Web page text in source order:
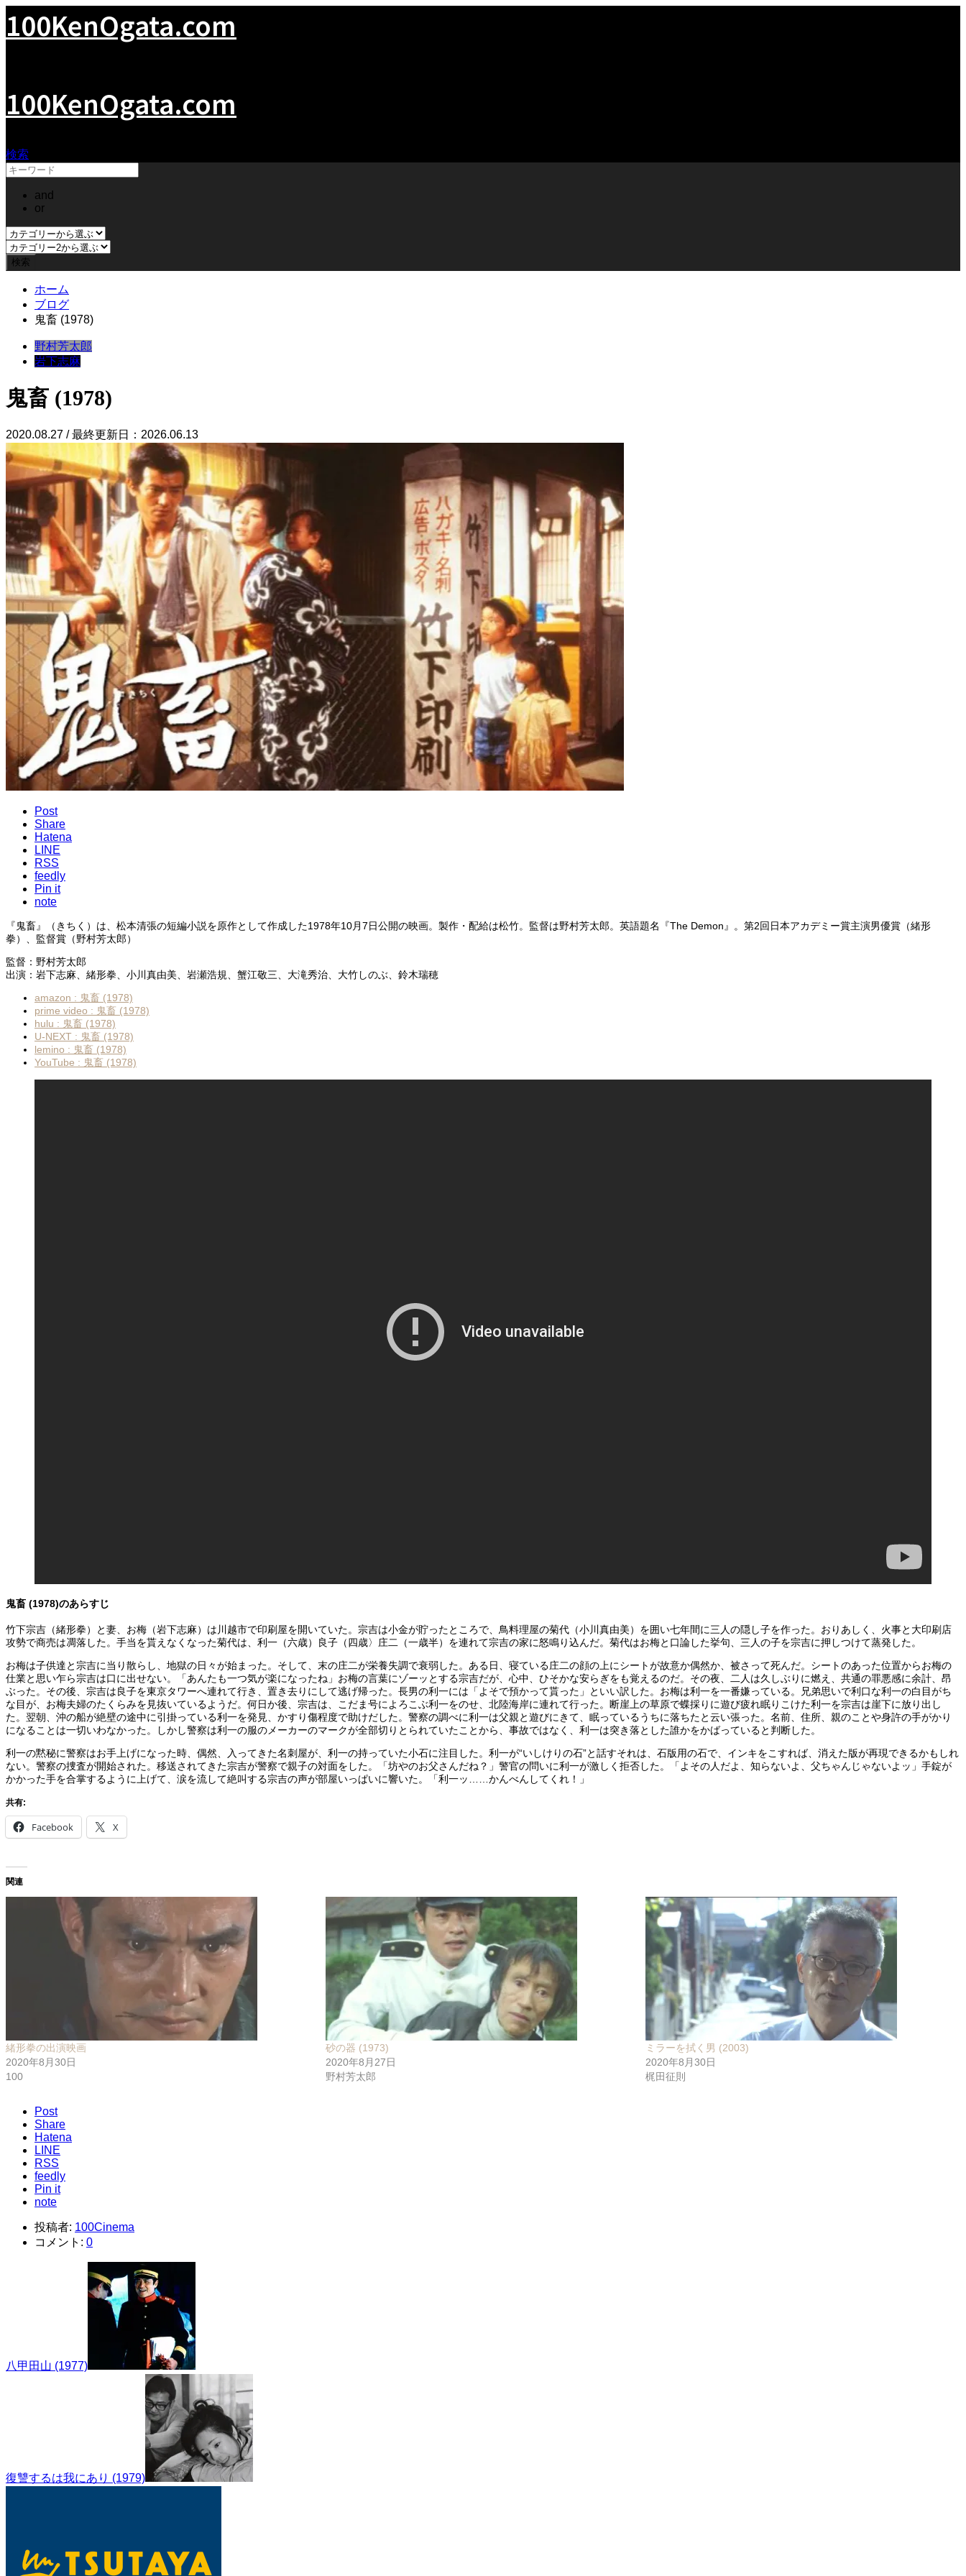
100KenOgata.com
100KenOgata.com
検索
and
or
ホーム
ブログ
鬼畜 (1978)
野村芳太郎
岩下志麻
鬼畜 (1978)
2020.08.27 / 最終更新日：2026.06.13
Post
Share
Hatena
LINE
RSS
feedly
Pin it
note
『鬼畜』（きちく）は、松本清張の短編小説を原作として作成した1978年10月7日公開の映画。製作・配給は松竹。監督は野村芳太郎。英語題名『The Demon』。第2回日本アカデミー賞主演男優賞（緒形
拳）、監督賞（野村芳太郎）
監督：野村芳太郎
出演：岩下志麻、緒形拳、小川真由美、岩瀬浩規、蟹江敬三、大滝秀治、大竹しのぶ、鈴木瑞穂
amazon : 鬼畜 (1978)
prime video : 鬼畜 (1978)
hulu : 鬼畜 (1978)
U-NEXT : 鬼畜 (1978)
lemino : 鬼畜 (1978)
YouTube : 鬼畜 (1978)
鬼畜 (1978)のあらすじ
竹下宗吉（緒形拳）と妻、お梅（岩下志麻）は川越市で印刷屋を開いていた。宗吉は小金が貯ったところで、鳥料理屋の菊代（小川真由美）を囲い七年間に三人の隠し子を作った。おりあしく、火事と大印刷店
攻勢で商売は凋落した。手当を貰えなくなった菊代は、利一（六歳）良子（四歳〉庄二（一歳半）を連れて宗吉の家に怒鳴り込んだ。菊代はお梅と口論した挙句、三人の子を宗吉に押しつけて蒸発した。
お梅は子供達と宗吉に当り散らし、地獄の日々が始まった。そして、末の庄二が栄養失調で衰弱した。ある日、寝ている庄二の顔の上にシートが故意か偶然か、被さって死んだ。シートのあった位置からお梅の
仕業と思い乍ら宗吉は口に出せない。「あんたも一つ気が楽になったね」お梅の言葉にゾーッとする宗吉だが、心中、ひそかな安らぎをも覚えるのだ。その夜、二人は久しぶりに燃え、共通の罪悪感に余計、昂
ぶった。その後、宗吉は良子を東京タワーへ連れて行き、置き去りにして逃げ帰った。長男の利一には「よそで預かって貰った」といい訳した。お梅は利一を一番嫌っている。兄弟思いで利口な利一の白目がち
な目が、お梅夫婦のたくらみを見抜いているようだ。何日か後、宗吉は、こだま号によろこぶ利一をのせ、北陸海岸に連れて行った。断崖上の草原で蝶採りに遊び疲れ眠りこけた利一を宗吉は崖下に放り出し
た。翌朝、沖の船が絶壁の途中に引掛っている利一を発見、かすり傷程度で助けだした。警察の調べに利一は父親と遊びにきて、眠っているうちに落ちたと云い張った。名前、住所、親のことや身許の手がかり
になることは一切いわなかった。しかし警察は利一の服のメーカーのマークが全部切りとられていたことから、事故ではなく、利一は突き落とした誰かをかばっていると判断した。
利一の黙秘に警察はお手上げになった時、偶然、入ってきた名刺屋が、利一の持っていた小石に注目した。利一が“いしけりの石”と話すそれは、石版用の石で、インキをこすれば、消えた版が再現できるかもしれ
ない。警察の捜査が開始された。移送されてきた宗吉が警察で親子の対面をした。「坊やのお父さんだね？」警官の問いに利一が激しく拒否した。「よその人だよ、知らないよ、父ちゃんじゃないよッ」手錠が
かかった手を合掌するように上げて、涙を流して絶叫する宗吉の声が部屋いっぱいに響いた。「利一ッ……かんべんしてくれ！」
共有:
Facebook X
関連
緒形拳の出演映画
2020年8月30日
100
砂の器 (1973)
2020年8月27日
野村芳太郎
ミラーを拭く男 (2003)
2020年8月30日
梶田征則
Post
Share
Hatena
LINE
RSS
feedly
Pin it
note
投稿者: 100Cinema
コメント: 0
八甲田山 (1977)
復讐するは我にあり (1979)